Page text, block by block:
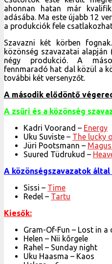
ahonnan hatan már
adásába. Ma este újabb 12
a produkciók fele
Szavazni két körben
közönség szavazatai
négy produkció. A
fennmaradó hat dal közül a
további két versenyzőt.
A második elődöntő
A zsűri és a közönség
Kadri Voorand – Energy
Uku Suviste – The lucky
Jüri Pootsmann –
Suured Tüdrukud –
A közönségszavazatok
Sissi – Time
Redel – Tartu
Kiesők:
Gram-Of-Fun – Lost in a
Helen – Nii kõrgele
Rahel – Sunday night
Uku Haasma – Kaos